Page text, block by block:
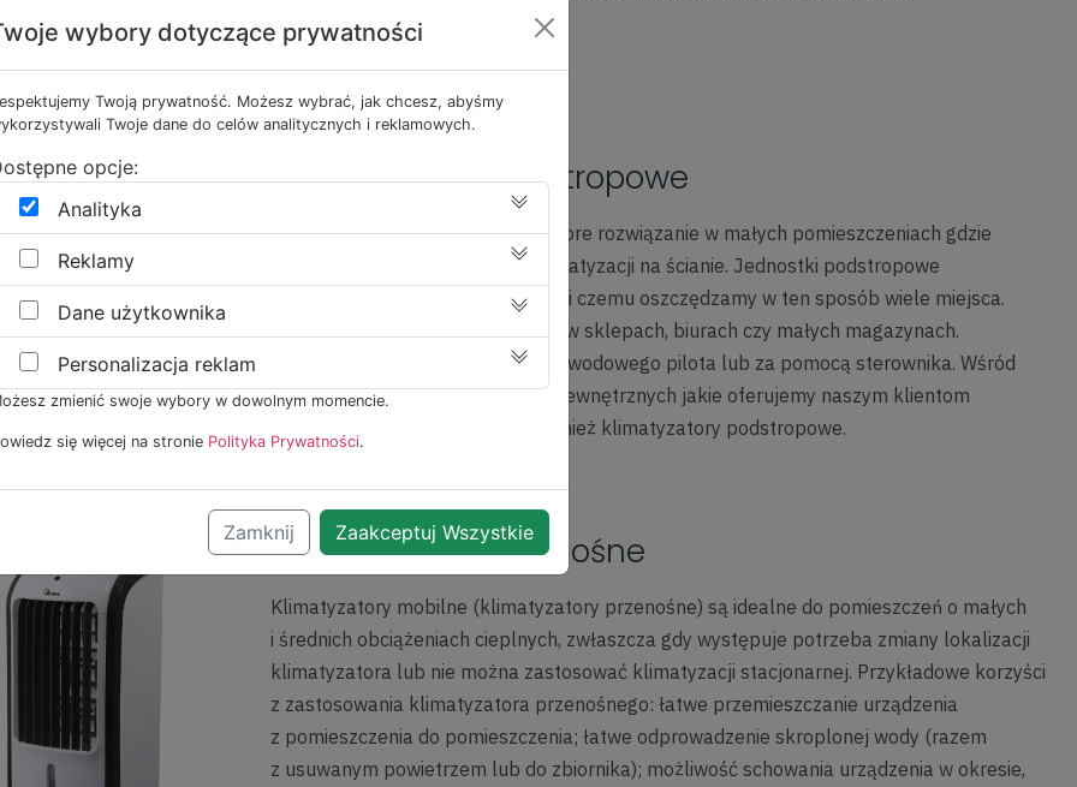
Klimatyzatory podstropowe
Klimatyzatory podstropowe to dobre rozwiązanie w małych pomieszczeniach gdzie
niemożliwe jest umieszczenie klimatyzacji na ścianie. Jednostki podstropowe
umieszczane są pod sufitem dzięki czemu oszczędzamy w ten sposób wiele miejsca.
Najlepiej swoje zadania spełniają w sklepach, biurach czy małych magazynach.
Sterowane są za pomocą bezprzewodowego pilota lub za pomocą sterownika. Wśród
bogatej gamy modeli jednostek wewnętrznych jakie oferujemy naszym klientom
na naszym sklepie znajdą się również klimatyzatory podstropowe.
Klimatyzatory przenośne
Klimatyzatory mobilne (klimatyzatory przenośne) są idealne do pomieszczeń o małych
i średnich obciążeniach cieplnych, zwłaszcza gdy występuje potrzeba zmiany lokalizacji
klimatyzatora lub nie można zastosować klimatyzacji stacjonarnej. Przykładowe korzyści
z zastosowania klimatyzatora przenośnego: łatwe przemieszczanie urządzenia
z pomieszczenia do pomieszczenia; łatwe odprowadzenie skroplonej wody (razem
z usuwanym powietrzem lub do zbiornika); możliwość schowania urządzenia w okresie,
wybory dotyczące prywatności
Twoją prywatność. Możesz wybrać, jak chcesz, abyśmy
Twoje dane do celów analitycznych i reklamowych.
opcje:
Analityka
Reklamy
Dane użytkownika
Personalizacja reklam
zmienić swoje wybory w dowolnym momencie.
się więcej na stronie Polityka Prywatności.
Zamknij Zaakceptuj Wszystkie